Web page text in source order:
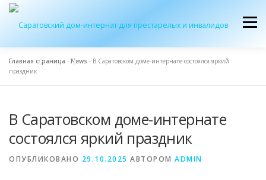
Перейти
содержимому
Меню
ОБ УЧРЕЖДЕНИИ
ЖУРНАЛ “ДОМ” КОНТАКТЫ
Главная страница - News - В Саратовском доме-интернате состоялся яркий
праздник
В Саратовском доме-интернате
состоялся яркий праздник
ОПУБЛИКОВАНО 29.10.2025 АВТОРОМ ADMIN